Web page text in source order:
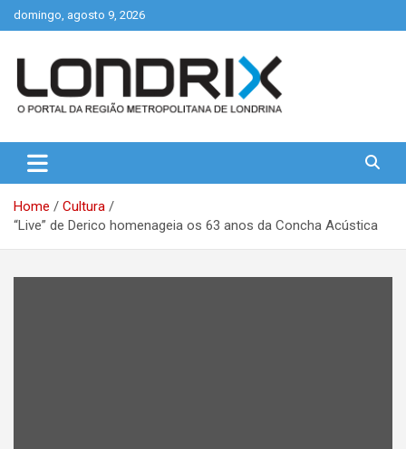
Skip
to
domingo, agosto 9, 2026
Londrix
Home
Cultura
“Live” de Derico homenageia os 63 anos da Concha Acústica